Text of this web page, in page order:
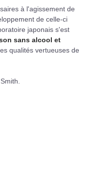
à l'agissement de
de celle-ci
japonais s'est
sans alcool et
qualités vertueuses de